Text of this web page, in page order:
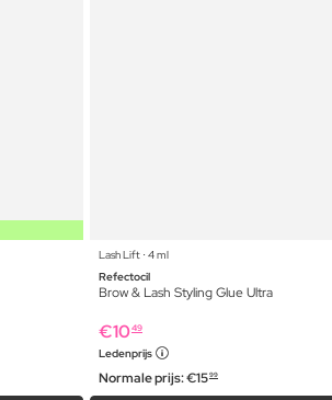
Lash Lift ⋅ 4 ml
Refectocil
Brow & Lash Styling Glue Ultra
€1049
Ledenprijs
Normale prijs:€1599